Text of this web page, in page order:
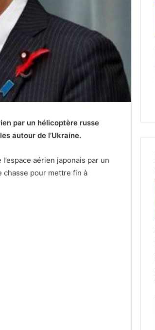
par un hélicoptère russe
autour de l’Ukraine.
aérien japonais par un
chasse pour mettre fin à